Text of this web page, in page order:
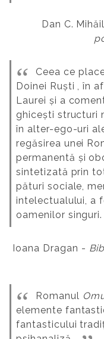
Dan C.
Ceea ce
Doinei Ruști , în
Laurei și a
ghicești structuri
în alter-ego-uri
regăsirea unei
permanentă și
sintetizată prin
pături sociale,
intelectualului, a
oamenilor singuri.
Ioana Dragan -
Romanul
elemente
fantasticului